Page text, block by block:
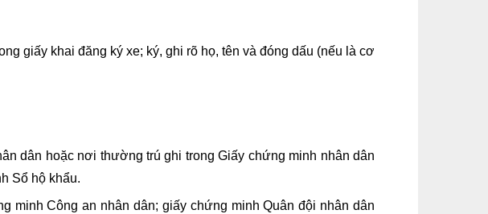
giấy khai đăng ký xe; ký, ghi rõ họ, tên và đóng dấu (nếu là cơ
dân hoặc nơi thường trú ghi trong Giấy chứng minh nhân dân
Sổ hộ khẩu.
minh Công an nhân dân; giấy chứng minh Quân đội nhân dân